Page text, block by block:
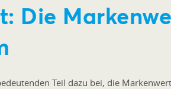
Die
Teil dazu bei, die